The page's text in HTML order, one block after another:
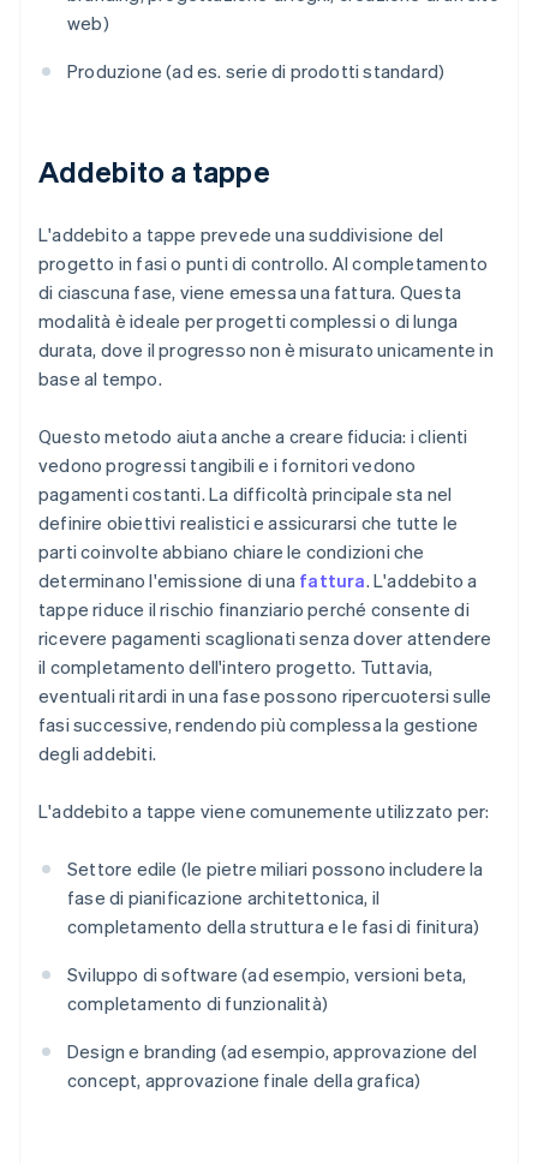
web)
Produzione (ad es. serie di prodotti standard)
Addebito a tappe
L'addebito a tappe prevede una suddivisione del
progetto in fasi o punti di controllo. Al completamento
di ciascuna fase, viene emessa una fattura. Questa
modalità è ideale per progetti complessi o di lunga
durata, dove il progresso non è misurato unicamente in
base al tempo.
Questo metodo aiuta anche a creare fiducia: i clienti
vedono progressi tangibili e i fornitori vedono
pagamenti costanti. La difficoltà principale sta nel
definire obiettivi realistici e assicurarsi che tutte le
parti coinvolte abbiano chiare le condizioni che
determinano l'emissione di una fattura. L'addebito a
tappe riduce il rischio finanziario perché consente di
ricevere pagamenti scaglionati senza dover attendere
il completamento dell'intero progetto. Tuttavia,
eventuali ritardi in una fase possono ripercuotersi sulle
fasi successive, rendendo più complessa la gestione
degli addebiti.
L'addebito a tappe viene comunemente utilizzato per:
Settore edile (le pietre miliari possono includere la
fase di pianificazione architettonica, il
completamento della struttura e le fasi di finitura)
Sviluppo di software (ad esempio, versioni beta,
completamento di funzionalità)
Design e branding (ad esempio, approvazione del
concept, approvazione finale della grafica)